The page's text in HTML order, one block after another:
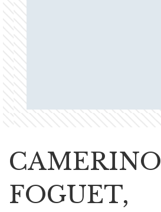
CAMERINO
FOGUET,